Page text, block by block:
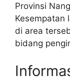
Provinsi
Kesempatan
di area
bidang